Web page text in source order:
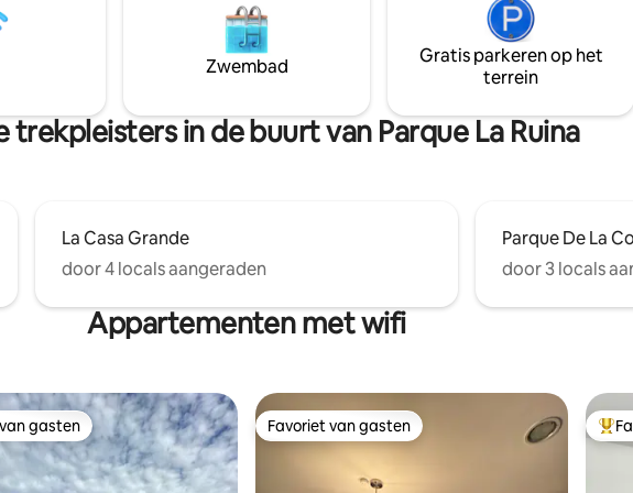
van commerciële pleinen
City Center en Plaza Morelos
slechts 5 minuten rijden van
Gastronromo Park en op 10
"tienditas" op loopafstand. Dat zal je
verblijf tot een goede ervaring maken.
"We verwelkomen uit alle lagen van de
samenleving".
Zwembad
Gratis parkeren op het
terrein
trekpleisters in de buurt van Parque La Ruina
La Casa Grande
door 4 locals aangeraden
Parque De La
door 3 locals
Appartementen met wifi
gasten
gasten Favoriet van gasten
Favoriet van gasten